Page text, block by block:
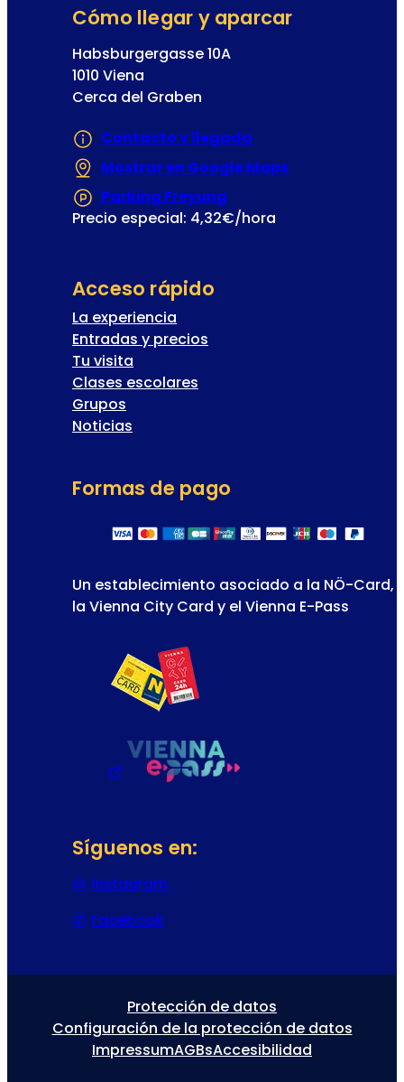
Cómo llegar y aparcar
Habsburgergasse 10A
1010 Viena
Cerca del Graben
Contacto y llegada
Mostrar en Google Maps
Parking Freyung
Precio especial: 4,32€/hora
Acceso rápido
La experiencia
Entradas y precios
Tu visita
Clases escolares
Grupos
Noticias
Formas de pago
Un establecimiento asociado a la NÖ-Card,
la Vienna City Card y el Vienna E-Pass
Síguenos en:
Instagram
Facebook
Protección de datos
Configuración de la protección de datos
ImpressumAGBsAccesibilidad